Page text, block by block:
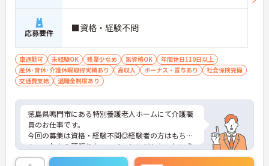
通勤面にも配慮された職場です
・マイカー通勤可
・駐車場あり
・鳴門駅から車10分
→ ご自身に合った通勤方法を選べます♪
応募要件 ■資格・経験不問
車通勤可 未経験OK 残業少なめ 無資格OK
年間休日110日以上
産休･育休･介護休暇取得実績あり
高収入 ボーナス・賞与あり
社会保険完備
交通費支給
退職金制度あり
徳島県鳴門市にある特別養護老人ホームにて介護職
員のお仕事です。
今回の募集は資格・経験不問◎経験者の方はもちろ
ん、これから頑張りたい、チャレンジしたいという
方にもオススメの求人★